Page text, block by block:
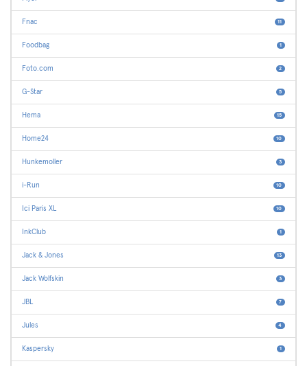
Fnac 11
Foodbag 1
Foto.com 2
G-Star 5
Hema 15
Home24 10
Hunkemoller 3
i-Run 10
Ici Paris XL 10
InkClub 1
Jack & Jones 13
Jack Wolfskin 3
JBL 7
Jules 4
Kaspersky 1